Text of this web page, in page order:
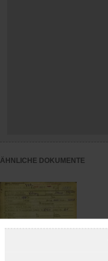
ÄHNLICHE DOKUMENTE